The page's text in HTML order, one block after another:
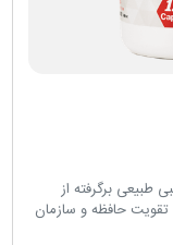
طبیعی برگرفته از
تقویت حافظه و سازمان